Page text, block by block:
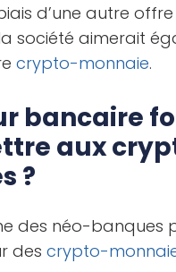
d’une autre offre
société aimerait
crypto-monnaie.
bancaire
aux
?
des néo-banques
des crypto-